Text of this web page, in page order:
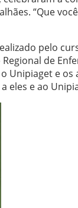
“Que
pelo
de
e
e ao